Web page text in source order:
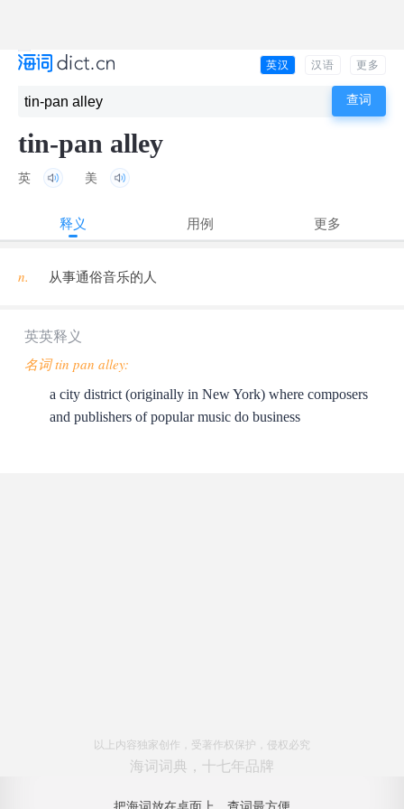
英汉 汉语 更多
tin-pan alley
英 美
释义 用例 更多
n. 从事通俗音乐的人
英英释义
名词 tin pan alley:
a city district (originally in New York) where composers
and publishers of popular music do business
以上内容独家创作，受著作权保护，侵权必究
海词词典，十七年品牌